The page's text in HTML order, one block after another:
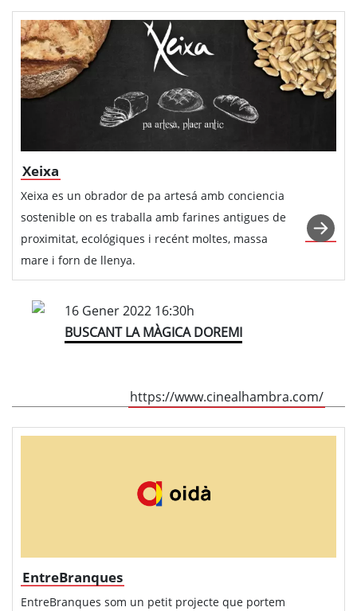
Xeixa
Xeixa es un obrador de pa artesá amb conciencia
sostenible on es traballa amb farines antigues de
proximitat, ecológiques i recént moltes, massa
mare i forn de llenya.
16 Gener 2022 16:30h
BUSCANT LA MÀGICA DOREMI
https://www.cinealhambra.com/
EntreBranques
EntreBranques som un petit projecte que portem